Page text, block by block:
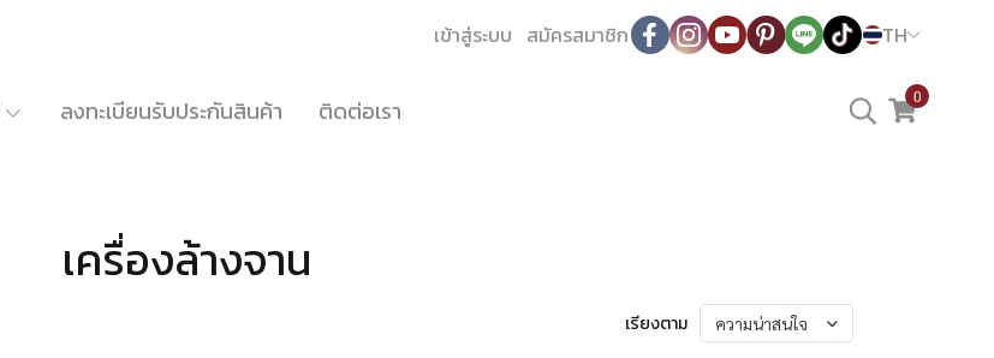
เข้าสู่ระบบ สมัครสมาชิก TH
ลงทะเบียนรับประกันสินค้า ติดต่อเรา 0
เครื่องล้างจาน
เรียงตาม ความน่าสนใจ